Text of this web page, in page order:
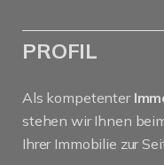
PROFIL
Als kompetenter
stehen wir Ihnen
Ihrer Immobilie zur